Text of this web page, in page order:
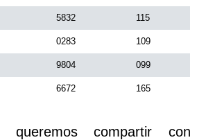
5832 115
0283 109
9804 099
6672 165
queremos compartir con